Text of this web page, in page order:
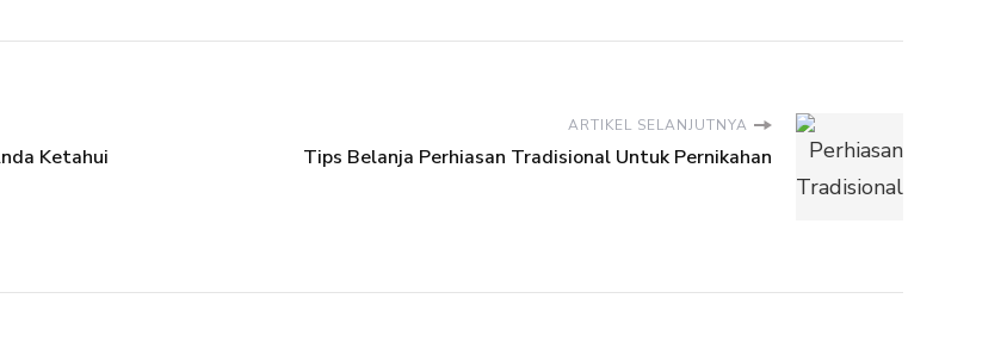
Ketahui
ARTIKEL SELANJUTNYA
Tips Belanja Perhiasan Tradisional Untuk Pernikahan